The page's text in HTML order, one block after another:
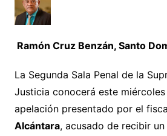
Ramón Cruz Benzán, Santo
La Segunda Sala Penal de la
Justicia conocerá este
apelación presentado por el
Alcántara, acusado de recibir